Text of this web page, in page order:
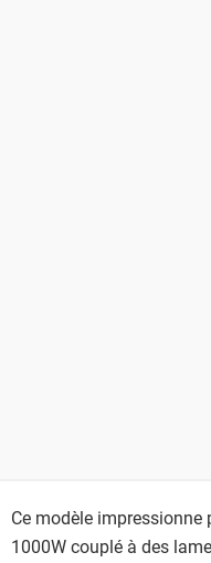
Ce modèle
1000W couplé à des